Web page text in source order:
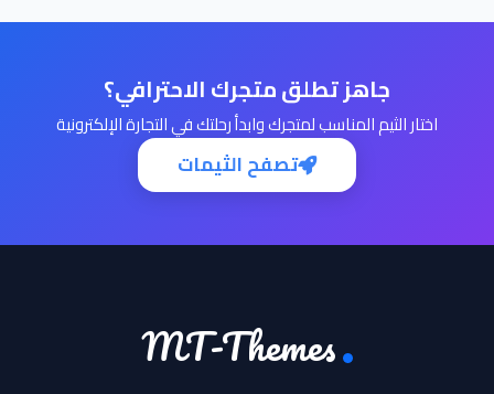
جاهز تطلق متجرك الاحترافي؟
اختار الثيم المناسب لمتجرك وابدأ رحلتك في التجارة الإلكترونية
تصفح الثيمات
MT-Themes